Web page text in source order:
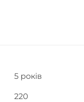
5 років
220